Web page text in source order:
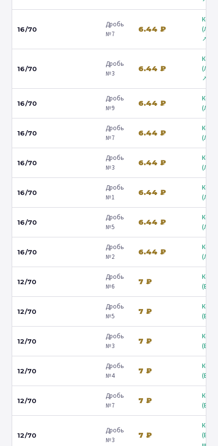
16/70
Дробь
№7
6.44 ₽
↗
16/70
Дробь
№3
6.44 ₽
↗
16/70
Дробь
№9
6.44 ₽
16/70
Дробь
№7
6.44 ₽
16/70
Дробь
№3
6.44 ₽
16/70
Дробь
№1
6.44 ₽
16/70
Дробь
№5
6.44 ₽
16/70
Дробь
№2
6.44 ₽
12/70
Дробь
№6
7 ₽
12/70
Дробь
№5
7 ₽
12/70
Дробь
№3
7 ₽
12/70
Дробь
№4
7 ₽
12/70
Дробь
№7
7 ₽
12/70
Дробь
№3
7 ₽